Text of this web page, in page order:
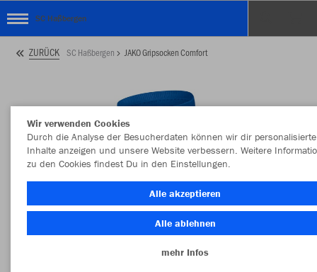
SC Haßbergen
ZURÜCK SC Haßbergen JAKO Gripsocken Comfort
Wir verwenden Cookies
Durch die Analyse der Besucherdaten können wir dir personalisierte
Inhalte anzeigen und unsere Website verbessern. Weitere
zu den Cookies findest Du in den Einstellungen.
Alle akzeptieren
Alle ablehnen
mehr Infos